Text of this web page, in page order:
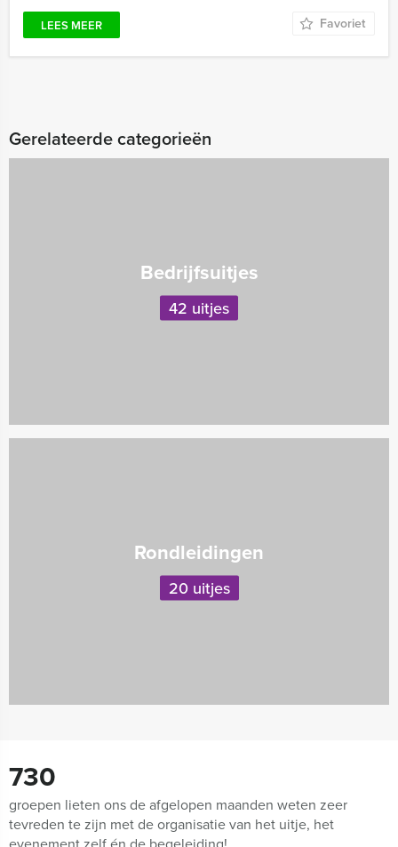
LEES MEER Favoriet
Gerelateerde categorieën
Bedrijfsuitjes
42 uitjes
Rondleidingen
20 uitjes
730
groepen lieten ons de afgelopen maanden weten zeer
tevreden te zijn met de organisatie van het uitje, het